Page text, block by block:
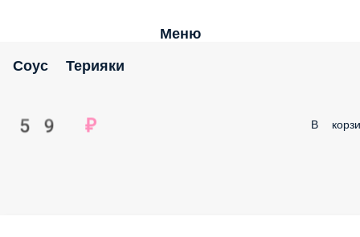
Меню
Соус Терияки
59 ₽ В